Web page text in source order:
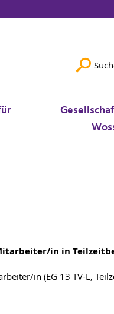
in in
in (EG 13 TV-L,